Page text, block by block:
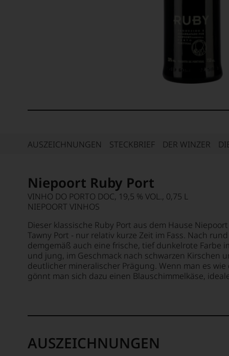
AUSZEICHNUNGEN STECKBRIEF DER WINZER
Niepoort Ruby Port
VINHO DO PORTO DOC, 19,5 % VOL., 0,75 L
NIEPOORT VINHOS
Dieser klassische Ruby Port aus dem Hause
Tawny Port - nur relativ kurze Zeit im Fass. Nach
demgemäß auch eine frische, tief dunkelrote Farbe
und jung, im Geschmack nach schwarzen Kirschen
deutlicher mineralischer Prägung. Wenn man es
gönnt man sich dazu einen Blauschimmelkäse,
AUSZEICHNUNGEN